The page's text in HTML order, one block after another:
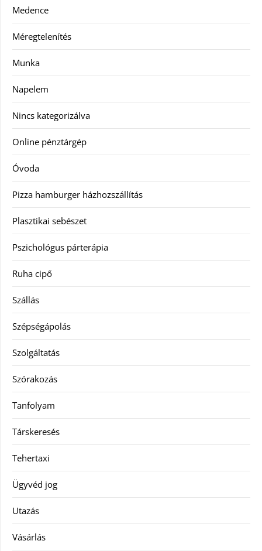
Medence
Méregtelenítés
Munka
Napelem
Nincs kategorizálva
Online pénztárgép
Óvoda
Pizza hamburger házhozszállítás
Plasztikai sebészet
Pszichológus párterápia
Ruha cipő
Szállás
Szépségápolás
Szolgáltatás
Szórakozás
Tanfolyam
Társkeresés
Tehertaxi
Ügyvéd jog
Utazás
Vásárlás